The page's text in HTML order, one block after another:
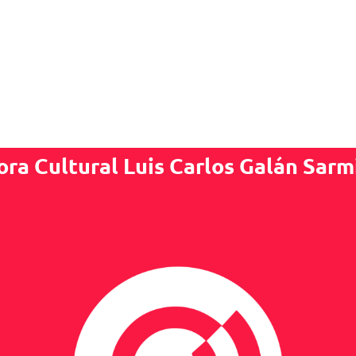
Cultural Luis Carlos Galán